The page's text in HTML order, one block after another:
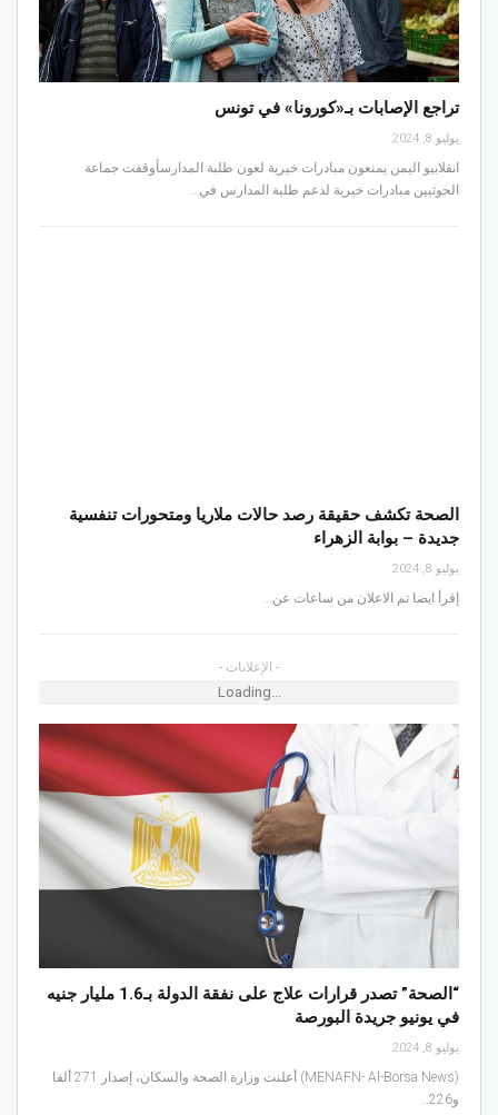
تراجع الإصابات بـ«كورونا» في تونس
يوليو 8, 2024
انقلابيو اليمن يمنعون مبادرات خيرية لعون طلبة المدارسأوقفت جماعة
الحوثيين مبادرات خيرية لدعم طلبة المدارس في…
الصحة تكشف حقيقة رصد حالات ملاريا ومتحورات تنفسية
جديدة – بوابة الزهراء
يوليو 8, 2024
إقرأ ايضا تم الاعلان من ساعات عن…
- الإعلانات -
Loading...
“الصحة” تصدر قرارات علاج على نفقة الدولة بـ1.6 مليار جنيه
في يونيو جريدة البورصة
يوليو 8, 2024
(MENAFN- Al-Borsa News) أعلنت وزارة الصحة والسكان، إصدار 271 ألفا
و226…